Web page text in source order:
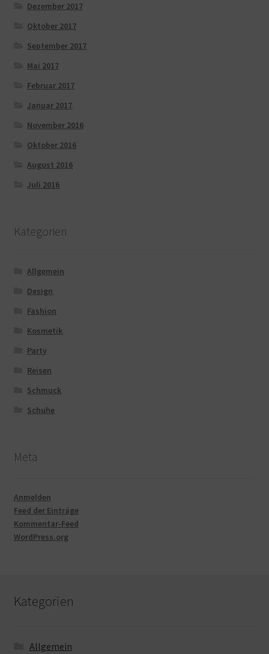
Dezember 2017
Oktober 2017
September 2017
Mai 2017
Februar 2017
Januar 2017
November 2016
Oktober 2016
August 2016
Juli 2016
Kategorien
Allgemein
Design
Fashion
Kosmetik
Party
Reisen
Schmuck
Schuhe
Meta
Anmelden
Feed der Einträge
Kommentar-Feed
WordPress.org
Kategorien
Allgemein